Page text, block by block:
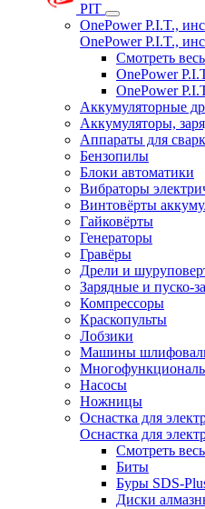
PIT
OnePower P.I.T.,
OnePower P.I.T.,
Смотреть
OnePower
OnePower
Аккумуляторные
Аккумуляторы,
Аппараты для
Бензопилы
Блоки автоматики
Вибраторы
Винтовёрты
Гайковёрты
Генераторы
Гравёры
Дрели и
Зарядные и пуско-
Компрессоры
Краскопульты
Лобзики
Машины
Насосы
Ножницы
Оснастка для
Оснастка для
Смотреть
Биты
Буры SDS-
Диски